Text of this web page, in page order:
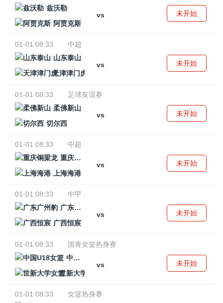
兹沃勒
vs
阿贾克斯
未开始
01-01 08:33
中超
山东泰山
vs
天津津门虎
未开始
01-01 08:33
足球友谊赛
柔佛新山
vs
切尔西
未开始
01-01 08:33
中超
重庆铜梁龙
vs
上海海港
未开始
01-01 08:33
中甲
广东广州豹
vs
广西恒宸
未开始
01-01 08:33
国青女篮热身赛
中国U18女篮
vs
世新大学女篮
未开始
01-01 08:33
女篮热身赛